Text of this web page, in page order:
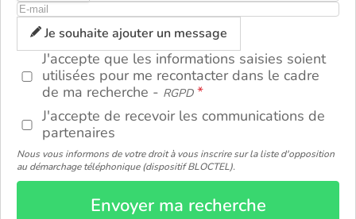
Je souhaite ajouter un message
J'accepte que les informations saisies soient
utilisées pour me recontacter dans le cadre
de ma recherche - RGPD
J'accepte de recevoir les communications de
partenaires
Nous vous informons de votre droit à vous inscrire sur la liste d'opposition
au démarchage téléphonique (dispositif BLOCTEL).
Envoyer ma recherche